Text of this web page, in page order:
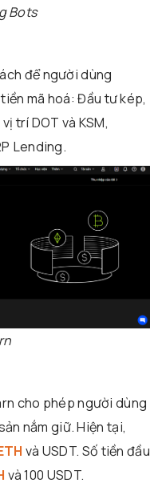
Bots
để người dùng
mã hoá: Đầu tư kép,
trí DOT và KSM,
Lending.
cho phép người dùng
nắm giữ. Hiện tại,
và USDT. Số tiền đầu
và 100 USDT.